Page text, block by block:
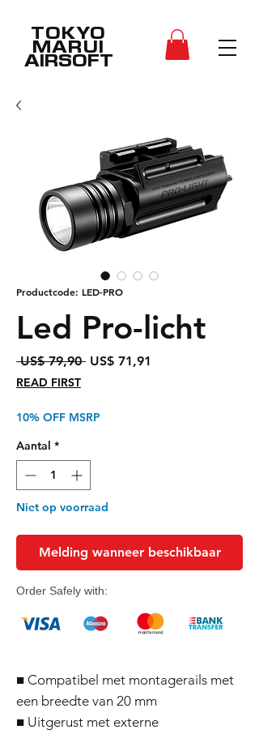
TOKYO
MARUI
AIRSOFT
Productcode: LED-PRO
Led Pro-licht
US$ 79,90 Normale
US$ 71,91
READ FIRST
10% OFF MSRP
Aantal *
Niet op voorraad
Melding wanneer beschikbaar
Order Safely with:
■ Compatibel met montagerails met
een breedte van 20 mm
■ Uitgerust met externe